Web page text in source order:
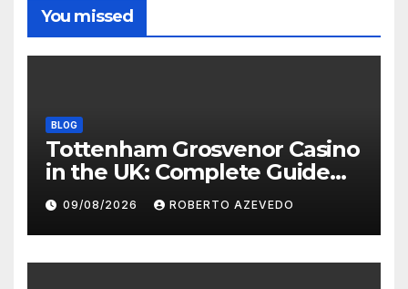
You missed
BLOG
Tottenham Grosvenor Casino
in the UK: Complete Guide
for Players
09/08/2026 ROBERTO AZEVEDO